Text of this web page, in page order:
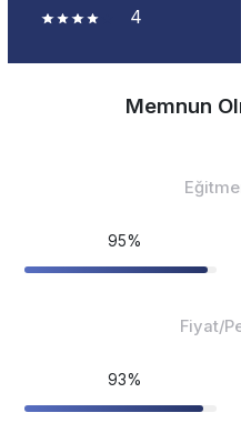
4
Memnun
95%
Fiyat/
93%